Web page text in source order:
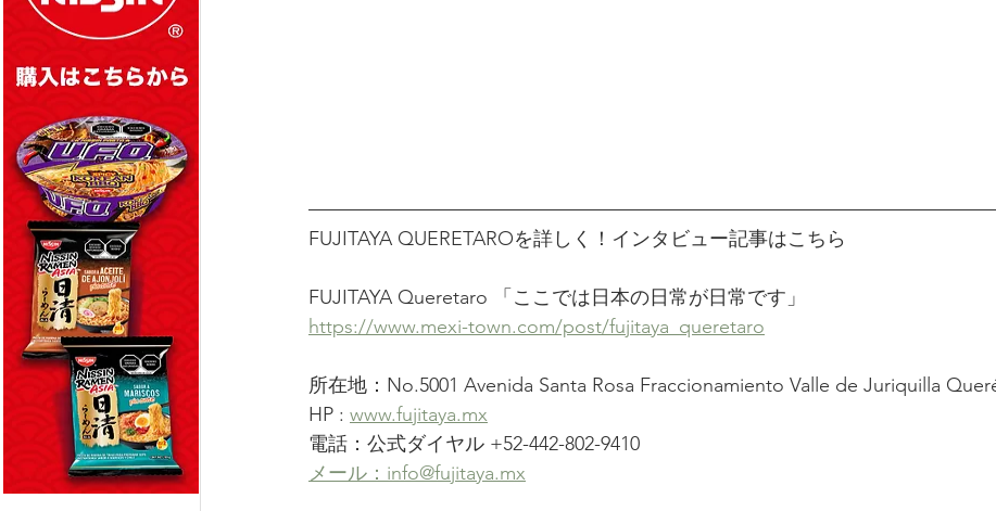
FUJITAYA QUERETAROを詳しく！インタビュー記事はこちら
FUJITAYA Queretaro 「ここでは日本の日常が日常です」
https://www.mexi-town.com/post/fujitaya_queretaro
所在地：No.5001 Avenida Santa Rosa Fraccionamiento Valle de Juriquilla
HP : www.fujitaya.mx
電話：公式ダイヤル +52-442-802-9410
メール：info@fujitaya.mx